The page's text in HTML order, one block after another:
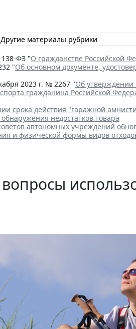
Другие материалы рубрики
ФЗ "О гражданстве Российской
"Об основном документе,
2023 г. № 2267 "Об утверждении
гражданина Российской
срока действия "гаражной
недостатков товара
автономных учреждений
и физической формы видов